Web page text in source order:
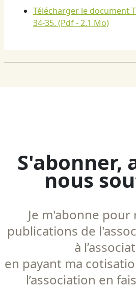
Télécharger le document
34-35. (Pdf - 2.1 Mo)
S'abonner,
nous
Je m'abonne pour
publications de
à
en payant ma
l’association en